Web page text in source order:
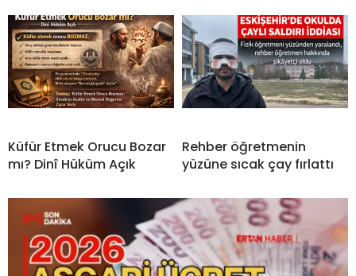
Küfür Etmek Orucu Bozar
mı? Dinî Hüküm Açık
Rehber öğretmenin
yüzüne sıcak çay fırlattı